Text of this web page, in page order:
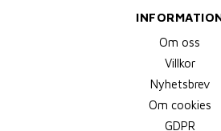
Om oss
Villkor
Nyhetsbrev
Om cookies
GDPR